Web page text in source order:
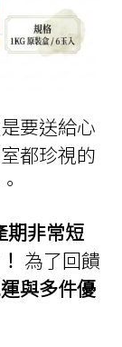
要送給心
都珍視的
期非常短
為了回饋
與多件優